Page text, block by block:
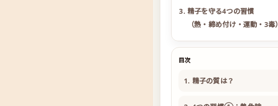
精子を守る4つの習慣
（熱・締め付け・運動・3毒）
目次
1. 精子の質は？